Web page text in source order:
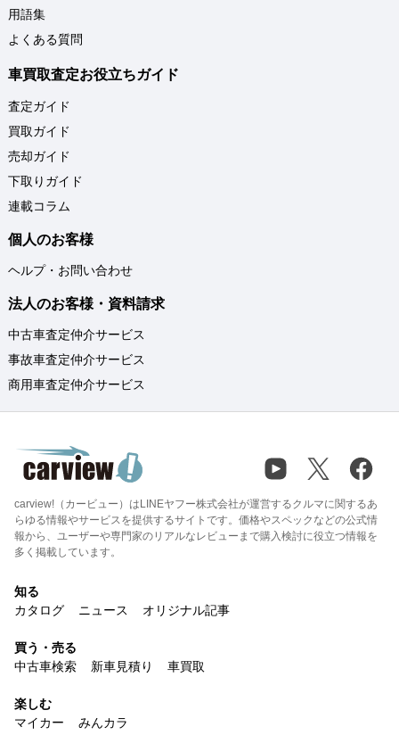
用語集
よくある質問
車買取査定お役立ちガイド
査定ガイド
買取ガイド
売却ガイド
下取りガイド
連載コラム
個人のお客様
ヘルプ・お問い合わせ
法人のお客様・資料請求
中古車査定仲介サービス
事故車査定仲介サービス
商用車査定仲介サービス
carview!（カービュー）はLINEヤフー株式会社が運営するクルマに関するあ
らゆる情報やサービスを提供するサイトです。価格やスペックなどの公式情
報から、ユーザーや専門家のリアルなレビューまで購入検討に役立つ情報を
多く掲載しています。
知る
カタログ
ニュース オリジナル記事
買う・売る
中古車検索
新車見積り 車買取
楽しむ
マイカー
みんカラ